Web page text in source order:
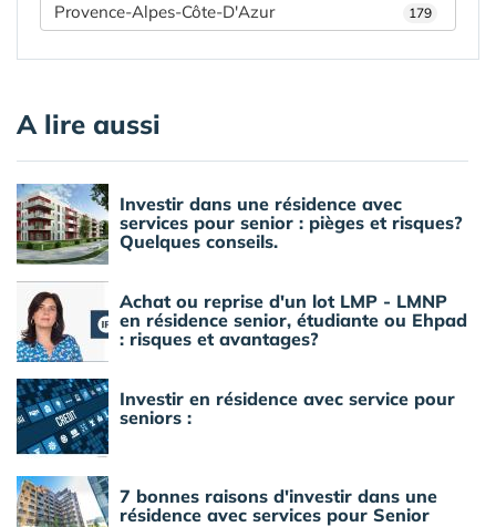
Provence-Alpes-Côte-D'Azur 179
A lire aussi
Investir dans une résidence avec
services pour senior : pièges et risques?
Quelques conseils.
Achat ou reprise d'un lot LMP - LMNP
en résidence senior, étudiante ou Ehpad
: risques et avantages?
Investir en résidence avec service pour
seniors :
7 bonnes raisons d'investir dans une
résidence avec services pour Senior